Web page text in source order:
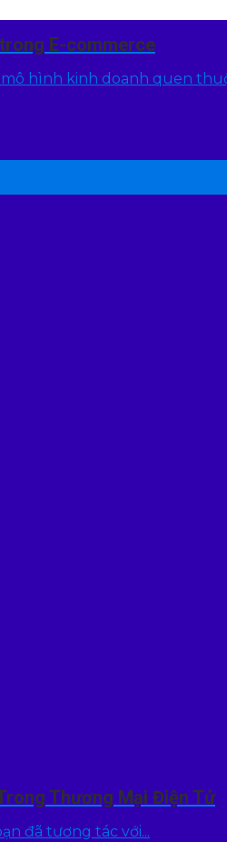
E-commerce
hình kinh doanh quen
Thương Mại Điện Tử
đã tương tác với...